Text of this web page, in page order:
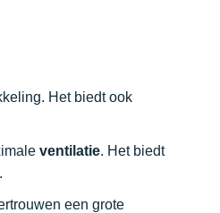
Het biedt ook
ventilatie. Het biedt
een grote